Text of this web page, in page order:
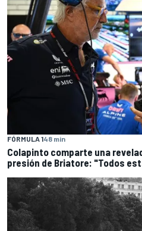
FÓRMULA 148 min
Colapinto comparte una
presión de Briatore: "Todos